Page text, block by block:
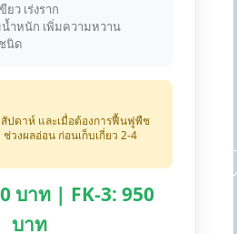
ยว เร่งราก
น้ำหนัก เพิ่มความหวาน
นิด
สัปดาห์ และเมื่อต้องการฟื้นฟูพืช
ช่วงผลอ่อน ก่อนเก็บเกี่ยว 2-4
บาท | FK-3: 950
บาท